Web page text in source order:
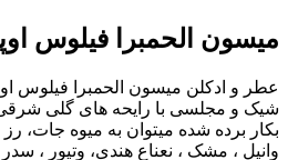
میسون الحمبرا فیلوس
عطر و ادکلن میسون الحمبرا فیلوس
شیک و مجلسی با رایحه های گلی
بکار برده شده میتوان به میوه جات، رز
وانیل ، مشک ، نعناع هندی، وتیور ،